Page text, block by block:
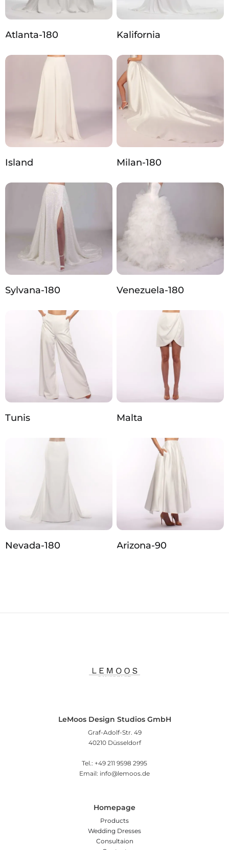
Atlanta-180 Kalifornia
Island Milan-180
Sylvana-180 Venezuela-180
Tunis Malta
Nevada‑180 Arizona‑90
LeMoos Design Studios GmbH
Graf-Adolf-Str. 49
40210 Düsseldorf
Tel.: +49 211 9598 2995
Email: info@lemoos.de
Homepage
Products
Wedding Dresses
Consultaion